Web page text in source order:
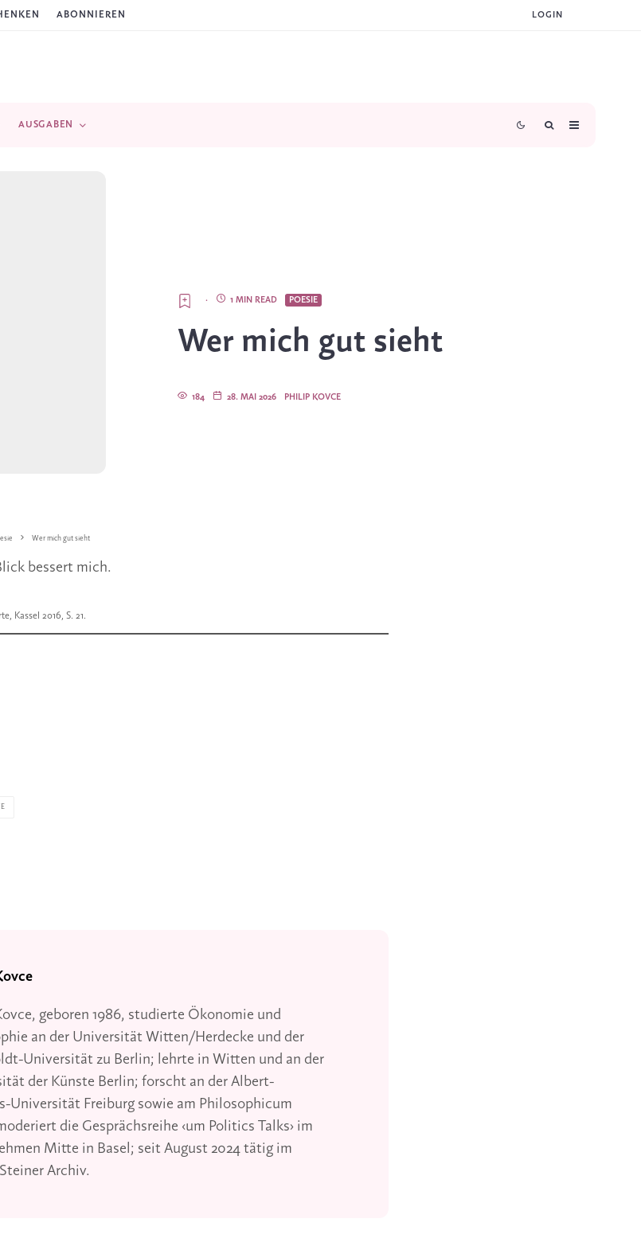
ABONNIEREN LOGIN
AUSGABEN
POESIE
1 MIN READ
·
Wer mich gut sieht
PHILIP KOVCE
28. MAI 2026
184
Wer mich gut sieht
bessert mich.
Kassel 2016, S. 21.
geboren 1986, studierte Ökonomie und
an der Universität Witten/Herdecke und der
Universität zu Berlin; lehrte in Witten und an der
der Künste Berlin; forscht an der Albert-
Universität Freiburg sowie am Philosophicum
die Gesprächsreihe ‹um Politics Talks› im
Mitte in Basel; seit August 2024 tätig im
Archiv.